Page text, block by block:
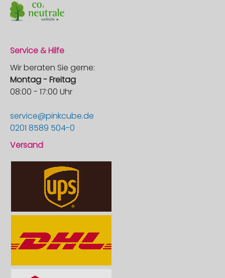
Service & Hilfe
Wir beraten Sie gerne:
Montag - Freitag
08:00 - 17:00 Uhr
service@pinkcube.de
0201 8589 504-0
Versand